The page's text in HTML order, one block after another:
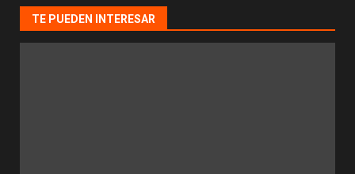
TE PUEDEN INTERESAR